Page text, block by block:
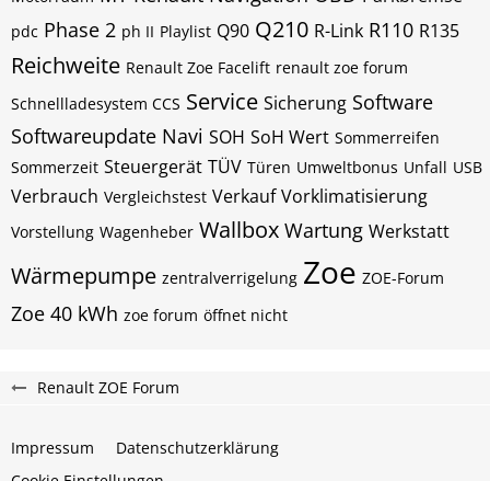
pdc Phase 2 ph II Playlist Q90 Q210 R-Link R110 R135
Reichweite Renault Zoe Facelift renault zoe forum
Schnellladesystem CCS Service Sicherung Software
Softwareupdate Navi SOH SoH Wert Sommerreifen
Sommerzeit Steuergerät TÜV Türen Umweltbonus Unfall USB
Verbrauch Vergleichstest Verkauf Vorklimatisierung
Vorstellung Wagenheber Wallbox Wartung Werkstatt
Wärmepumpe zentralverrigelung Zoe ZOE-Forum
Zoe 40 kWh zoe forum öffnet nicht
Renault ZOE Forum
Impressum
Datenschutzerklärung